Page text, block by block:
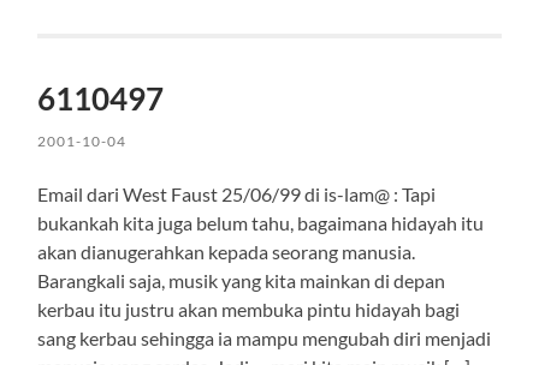
6110497
2001-10-04
Email dari West Faust 25/06/99 di is-lam@ : Tapi
bukankah kita juga belum tahu, bagaimana hidayah itu
akan dianugerahkan kepada seorang manusia.
Barangkali saja, musik yang kita mainkan di depan
kerbau itu justru akan membuka pintu hidayah bagi
sang kerbau sehingga ia mampu mengubah diri menjadi